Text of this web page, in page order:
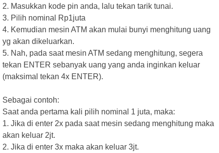
2. Masukkan kode pin anda, lalu tekan tarik tunai.
3. Pilih nominal Rp1juta
4. Kemudian mesin ATM akan mulai bunyi menghitung uang
yg akan dikeluarkan.
5. Nah, pada saat mesin ATM sedang menghitung, segera
tekan ENTER sebanyak uang yang anda inginkan keluar
(maksimal tekan 4x ENTER).
Sebagai contoh:
Saat anda pertama kali pilih nominal 1 juta, maka:
1. Jika di enter 2x pada saat mesin sedang menghitung maka
akan keluar 2jt.
2. Jika di enter 3x maka akan keluar 3jt.